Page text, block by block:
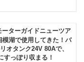
ーターガイドニューツア
模湖で使用してきた！バ
オタンク24V 80Aで、
すっぽり収まる！